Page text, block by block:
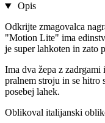
Opis
Odkrijte zmagovalca
"Motion Lite" ima
je super lahkoten in zato
Ima dva žepa z
pralnem stroju in se hitro
posebej lahek.
Oblikoval italijanski